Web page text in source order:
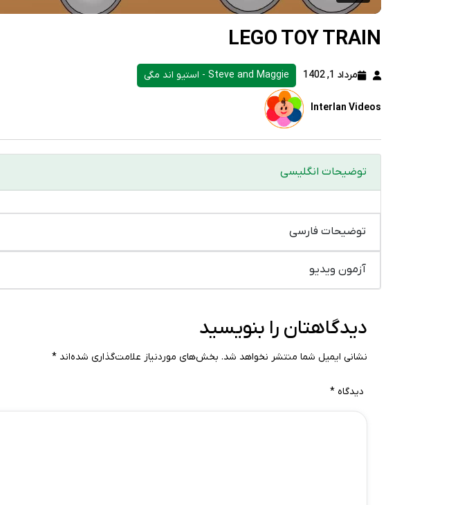
LEGO TOY TRAIN
مرداد 1, 1402 Steve and Maggie - استیو اند مگی
Interlan Videos
توضیحات انگلیسی
توضیحات فارسی
آزمون ویدیو
دیدگاهتان را بنویسید
نشانی ایمیل شما منتشر نخواهد شد. بخش‌های موردنیاز علامت‌گذاری شده‌اند *
دیدگاه *